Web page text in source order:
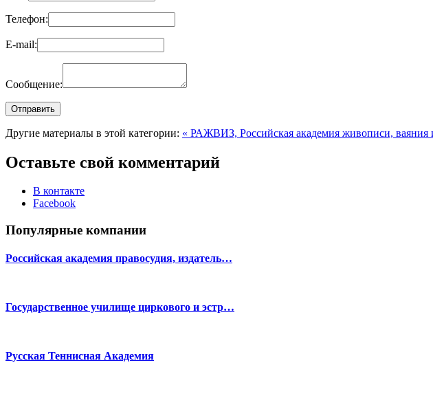
Телефон:
E-mail:
Сообщение:
Другие материалы в этой категории: « РАЖВИЗ, Российская академия живописи, ваяния
Оставьте свой комментарий
В контакте
Facebook
Популярные компании
Российская академия правосудия, издатель…
Государственное училище циркового и эстр…
Русская Теннисная Академия